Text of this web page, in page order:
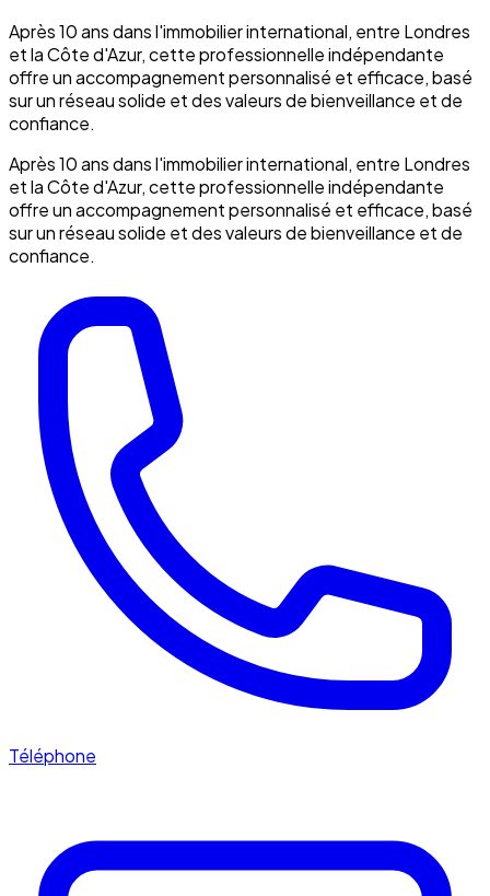
Après 10 ans dans l'immobilier international, entre Londres
et la Côte d'Azur, cette professionnelle indépendante
offre un accompagnement personnalisé et efficace, basé
sur un réseau solide et des valeurs de bienveillance et de
confiance.
Après 10 ans dans l'immobilier international, entre Londres
et la Côte d'Azur, cette professionnelle indépendante
offre un accompagnement personnalisé et efficace, basé
sur un réseau solide et des valeurs de bienveillance et de
confiance.
Téléphone